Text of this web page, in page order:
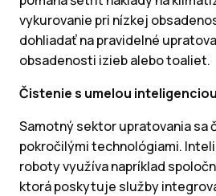
vykurovanie pri nízkej
dohliadať na pravidelné
obsadenosti izieb alebo toaliet.
Čistenie s umelou inteligenciou
Samotný sektor upratovania sa
pokročilými technológiami.
roboty využíva napríklad
ktorá poskytuje služby